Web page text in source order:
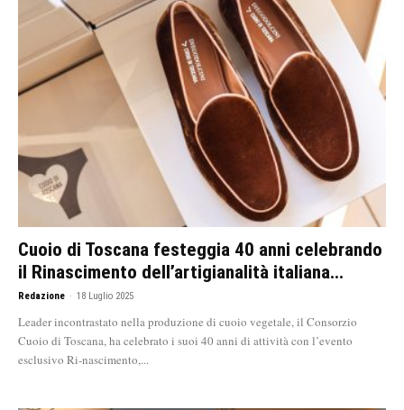
Cuoio di Toscana festeggia 40 anni celebrando
il Rinascimento dell’artigianalità italiana...
Redazione - 18 Luglio 2025
Leader incontrastato nella produzione di cuoio vegetale, il Consorzio
Cuoio di Toscana, ha celebrato i suoi 40 anni di attività con l’evento
esclusivo Ri-nascimento,...